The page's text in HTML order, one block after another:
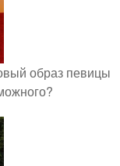
образ певицы